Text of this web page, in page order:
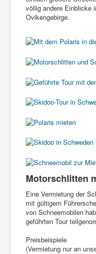
völlig andere Einblicke
Ovikengebirge.
Motorschlitten
Eine Vermietung der
mit gültigem
von Schneemobilen
geführten Tour
Preisbeispiele
(Vermietung nur an